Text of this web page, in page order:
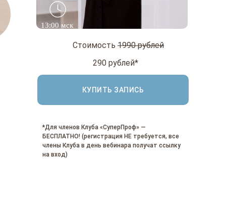
КУПИТЬ ЗАПИСЬ
13:00 мск
*Для членов Клуба «СуперПроф» —
БЕСПЛАТНО! (регистрация НЕ требуется, все
члены Клуба в день вебинара получат ссылку
на вход)
Стоимость 1990 рублей
290 рублей*